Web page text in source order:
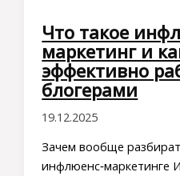
Что такое
маркетинг и
эффективно
блогерами
19.12.2025
Зачем вообще
инфлюенс‑маркетинге